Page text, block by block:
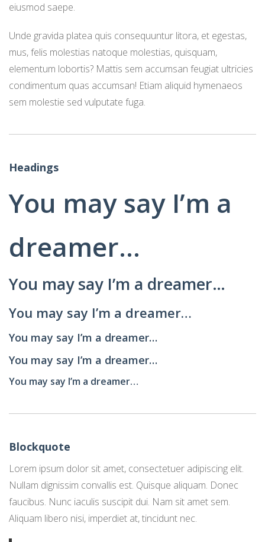
eiusmod saepe.
Unde gravida platea quis consequuntur litora, et egestas,
mus, felis molestias natoque molestias, quisquam,
elementum lobortis? Mattis sem accumsan feugiat ultricies
condimentum quas accumsan! Etiam aliquid hymenaeos
sem molestie sed vulputate fuga.
Headings
You may say I’m a
dreamer…
You may say I’m a dreamer…
You may say I’m a dreamer…
You may say I’m a dreamer…
You may say I’m a dreamer…
You may say I’m a dreamer…
Blockquote
Lorem ipsum dolor sit amet, consectetuer adipiscing elit.
Nullam dignissim convallis est. Quisque aliquam. Donec
faucibus. Nunc iaculis suscipit dui. Nam sit amet sem.
Aliquam libero nisi, imperdiet at, tincidunt nec.